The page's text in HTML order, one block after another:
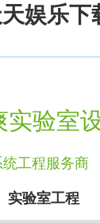
娱乐下
验室
统工程服务商
实验室工程